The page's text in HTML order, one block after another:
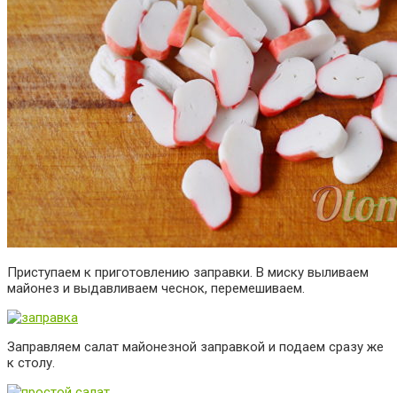
Приступаем к приготовлению заправки. В миску выливаем
майонез и выдавливаем чеснок, перемешиваем.
Заправляем салат майонезной заправкой и подаем сразу же
к столу.